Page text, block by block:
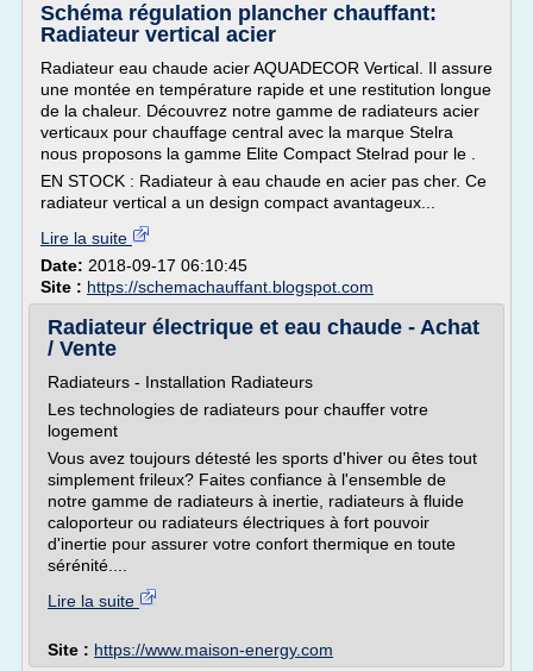
Schéma régulation plancher chauffant:
Radiateur vertical acier
Radiateur eau chaude acier AQUADECOR Vertical. Il assure
une montée en température rapide et une restitution longue
de la chaleur. Découvrez notre gamme de radiateurs acier
verticaux pour chauffage central avec la marque Stelra
nous proposons la gamme Elite Compact Stelrad pour le .
EN STOCK : Radiateur à eau chaude en acier pas cher. Ce
radiateur vertical a un design compact avantageux...
Lire la suite
Date: 2018-09-17 06:10:45
Site : https://schemachauffant.blogspot.com
Radiateur électrique et eau chaude - Achat
/ Vente
Radiateurs - Installation Radiateurs
Les technologies de radiateurs pour chauffer votre
logement
Vous avez toujours détesté les sports d'hiver ou êtes tout
simplement frileux? Faites confiance à l'ensemble de
notre gamme de radiateurs à inertie, radiateurs à fluide
caloporteur ou radiateurs électriques à fort pouvoir
d'inertie pour assurer votre confort thermique en toute
sérénité....
Lire la suite
Site : https://www.maison-energy.com